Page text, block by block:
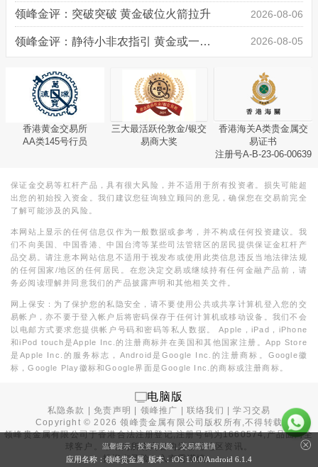
领峰金评：突破突破 黄金破位火箭拉升 2026-08-06
领峰金评：静待小非农指引 黄金或一击破局 2026-08-05
香港黄金交易所
AA类145号行员
三大最活跃伦敦金/银交
易商大奖
香港海关A类贵金属交
易证书
注册号A-B-23-06-00639
保证金交易等杠杆产品，具有很大风险，并不适用于所有投资者。损失可能超
出您的初始投入资金。我们建议您征询独立顾问的意见，确保您在交易前完全
了解可能涉及的风险。
本网站上显示的任何信息仅作为一般数据或参考，并不构成任何投资建议。我
们不向美国、中国香港、中国台湾等某些司法管辖区的居民提供保证金杠杆产
品交易。请注意本网站信息不适用于视发布或使用此类信息违反当地法律法规
的任何国家/地区的任何居民。在您决定交易或继续持有任何金融产品前，请
务必阅读理解并同意我们的产品披露声明和其他相关文件。
网上保安：为了保护您的私隐安全，请不要使用公共或共享计算机登入您的交
易帐户，亦不要于登入帐户后将密码保存于任何计算机或移动设备。我们不会
以电邮方式要求您提供帐户号码和密码等私人数据。 Apple，iPad，iPhone
和iPod touch是Apple Inc.的注册商标并在美国和其他国家注册。App Store
是Apple Inc.的服务标志，Android是Google Inc.的注册商标。Google徽
标，Google Play徽标和Google界面是Google Inc.的商标或注册商标。
电脑版
私隐条款 |免责声明 | 领峰推广 |联络我们 |学习交易
Copyright © 2026 领峰贵金属有限公司版权所有,不得转载
领峰贵金属有限公司于香港合法注册登记,注册号码为1660574,产品面向全
球客户。本站内所有内容均为香港地区资讯。
投资有风险，入市需谨慎。
温馨提示：投资有风险，交易需谨慎
应用名称：领峰贵金属 版本：iOS 1.0.0/Android 6.1.4